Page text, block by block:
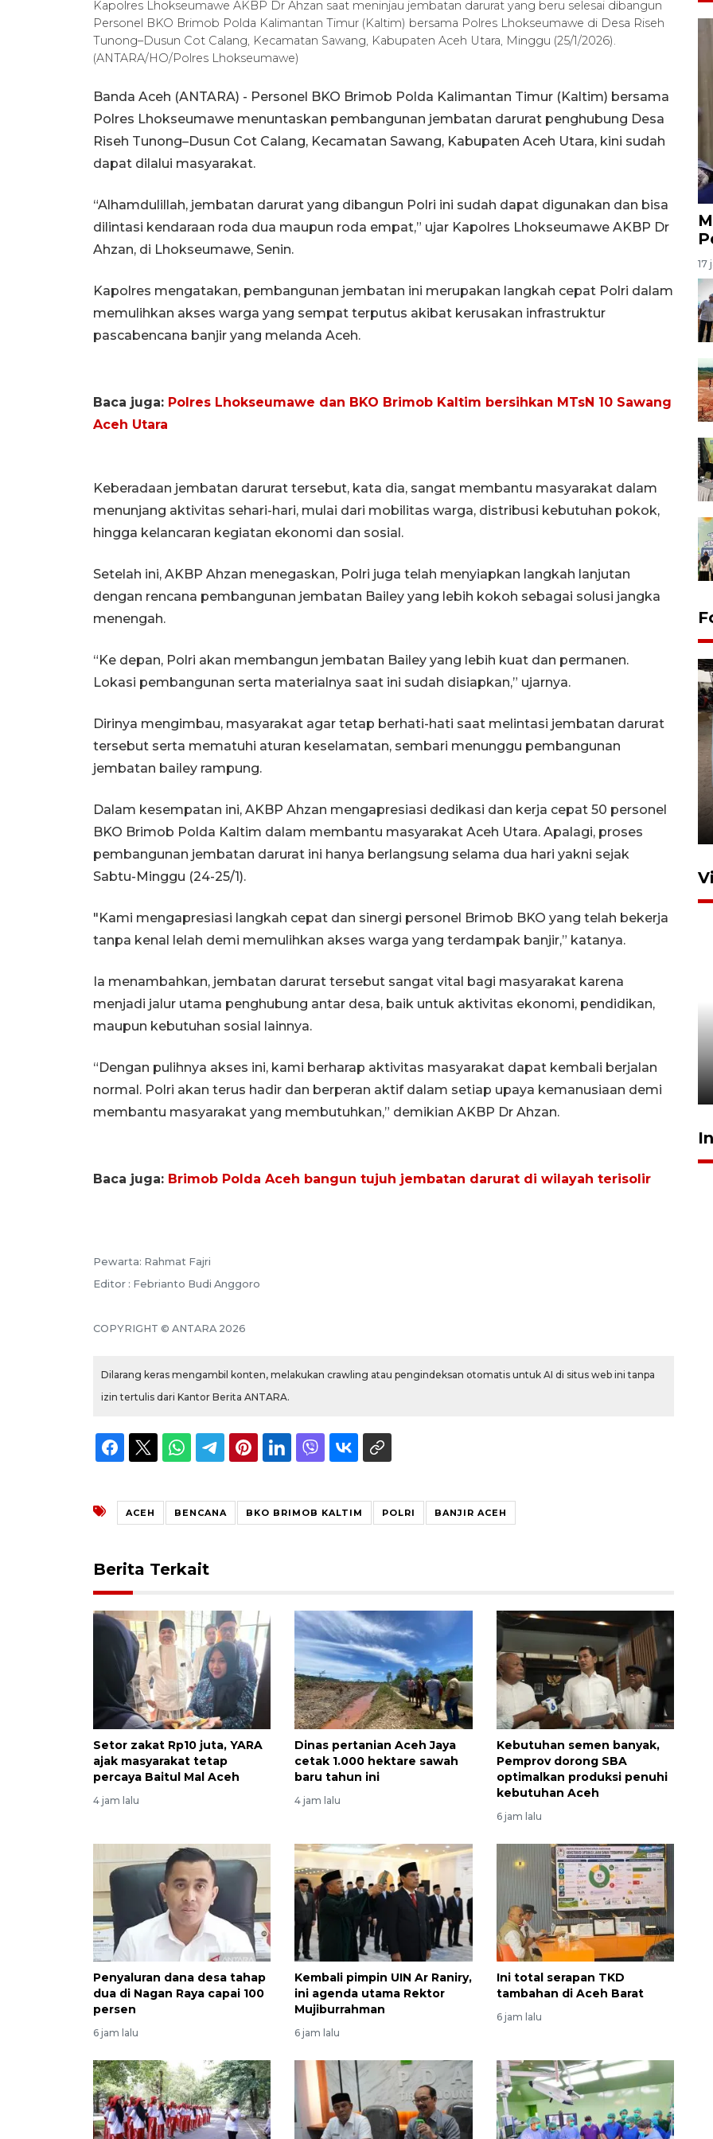
Kapolres Lhokseumawe AKBP Dr Ahzan saat meninjau jembatan darurat yang beru selesai dibangun
Personel BKO Brimob Polda Kalimantan Timur (Kaltim) bersama Polres Lhokseumawe di Desa Riseh
Tunong–Dusun Cot Calang, Kecamatan Sawang, Kabupaten Aceh Utara, Minggu (25/1/2026).
(ANTARA/HO/Polres Lhokseumawe)
Banda Aceh (ANTARA) - Personel BKO Brimob Polda Kalimantan Timur (Kaltim) bersama
Polres Lhokseumawe menuntaskan pembangunan jembatan darurat penghubung Desa
Riseh Tunong–Dusun Cot Calang, Kecamatan Sawang, Kabupaten Aceh Utara, kini sudah
dapat dilalui masyarakat.
“Alhamdulillah, jembatan darurat yang dibangun Polri ini sudah dapat digunakan dan bisa
dilintasi kendaraan roda dua maupun roda empat,” ujar Kapolres Lhokseumawe AKBP Dr
Ahzan, di Lhokseumawe, Senin.
Kapolres mengatakan, pembangunan jembatan ini merupakan langkah cepat Polri dalam
memulihkan akses warga yang sempat terputus akibat kerusakan infrastruktur
pascabencana banjir yang melanda Aceh.
Baca juga: Polres Lhokseumawe dan BKO Brimob Kaltim bersihkan MTsN 10 Sawang
Aceh Utara
Keberadaan jembatan darurat tersebut, kata dia, sangat membantu masyarakat dalam
menunjang aktivitas sehari-hari, mulai dari mobilitas warga, distribusi kebutuhan pokok,
hingga kelancaran kegiatan ekonomi dan sosial.
Setelah ini, AKBP Ahzan menegaskan, Polri juga telah menyiapkan langkah lanjutan
dengan rencana pembangunan jembatan Bailey yang lebih kokoh sebagai solusi jangka
menengah.
“Ke depan, Polri akan membangun jembatan Bailey yang lebih kuat dan permanen.
Lokasi pembangunan serta materialnya saat ini sudah disiapkan,” ujarnya.
Dirinya mengimbau, masyarakat agar tetap berhati-hati saat melintasi jembatan darurat
tersebut serta mematuhi aturan keselamatan, sembari menunggu pembangunan
jembatan bailey rampung.
Dalam kesempatan ini, AKBP Ahzan mengapresiasi dedikasi dan kerja cepat 50 personel
BKO Brimob Polda Kaltim dalam membantu masyarakat Aceh Utara. Apalagi, proses
pembangunan jembatan darurat ini hanya berlangsung selama dua hari yakni sejak
Sabtu-Minggu (24-25/1).
"Kami mengapresiasi langkah cepat dan sinergi personel Brimob BKO yang telah bekerja
tanpa kenal lelah demi memulihkan akses warga yang terdampak banjir,” katanya.
Ia menambahkan, jembatan darurat tersebut sangat vital bagi masyarakat karena
menjadi jalur utama penghubung antar desa, baik untuk aktivitas ekonomi, pendidikan,
maupun kebutuhan sosial lainnya.
“Dengan pulihnya akses ini, kami berharap aktivitas masyarakat dapat kembali berjalan
normal. Polri akan terus hadir dan berperan aktif dalam setiap upaya kemanusiaan demi
membantu masyarakat yang membutuhkan,” demikian AKBP Dr Ahzan.
Baca juga: Brimob Polda Aceh bangun tujuh jembatan darurat di wilayah terisolir
Pewarta: Rahmat Fajri
Editor : Febrianto Budi Anggoro
COPYRIGHT © ANTARA 2026
Dilarang keras mengambil konten, melakukan crawling atau pengindeksan otomatis untuk AI di situs web ini tanpa
izin tertulis dari Kantor Berita ANTARA.
ACEH BENCANA BKO BRIMOB KALTIM POLRI BANJIR ACEH
Berita Terkait
Setor zakat Rp10 juta, YARA
ajak masyarakat tetap
percaya Baitul Mal Aceh
4 jam lalu
Dinas pertanian Aceh Jaya
cetak 1.000 hektare sawah
baru tahun ini
4 jam lalu
Kebutuhan semen banyak,
Pemprov dorong SBA
optimalkan produksi penuhi
kebutuhan Aceh
6 jam lalu
Penyaluran dana desa tahap
dua di Nagan Raya capai 100
persen
6 jam lalu
Kembali pimpin UIN Ar Raniry,
ini agenda utama Rektor
Mujiburrahman
6 jam lalu
Ini total serapan TKD
tambahan di Aceh Barat
6 jam lalu
17
Sabang meningkat
baru
1 Agustus 2026 17:36
Ekonomi triwulan II-2026
tumbuh 5,29 persen
2026-08-06 18:45:00